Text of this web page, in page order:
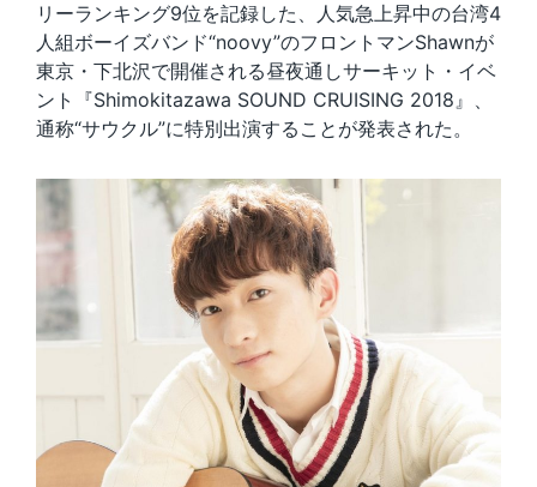
リーランキング9位を記録した、人気急上昇中の台湾4
人組ボーイズバンド“noovy”のフロントマンShawnが
東京・下北沢で開催される昼夜通しサーキット・イベ
ント『Shimokitazawa SOUND CRUISING 2018』、
通称“サウクル”に特別出演することが発表された。